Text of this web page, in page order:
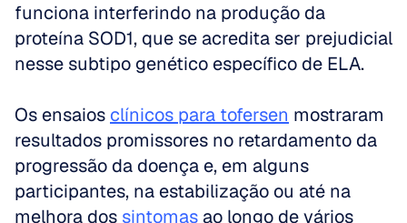
funciona interferindo na produção da
proteína SOD1, que se acredita ser prejudicial
nesse subtipo genético específico de ELA.
Os ensaios clínicos para tofersen mostraram
resultados promissores no retardamento da
progressão da doença e, em alguns
participantes, na estabilização ou até na
melhora dos sintomas ao longo de vários